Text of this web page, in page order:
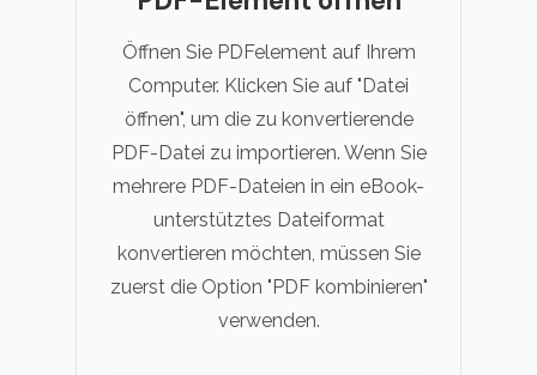
Öffnen Sie PDFelement auf Ihrem
Computer. Klicken Sie auf "Datei
öffnen", um die zu konvertierende
PDF-Datei zu importieren. Wenn Sie
mehrere PDF-Dateien in ein eBook-
unterstütztes Dateiformat
konvertieren möchten, müssen Sie
zuerst die Option "PDF kombinieren"
verwenden.